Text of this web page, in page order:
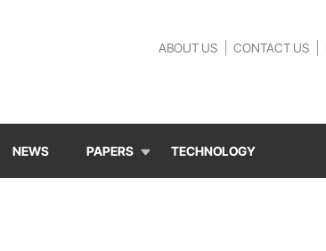
ABOUT US CONTACT US
NEWS PAPERS TECHNOLOGY